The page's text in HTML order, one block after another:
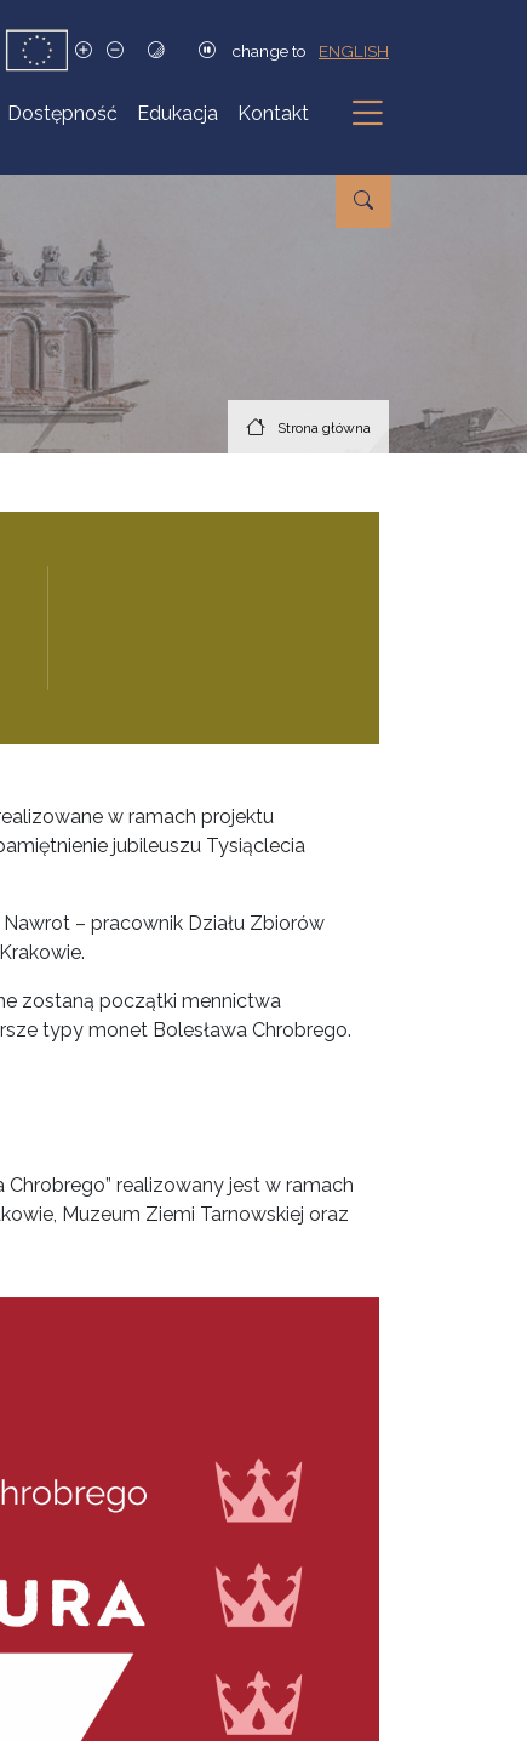
change to ENGLISH
Dostępność Edukacja Kontakt
Podmenu
Strona główna
w ramach projektu
jubileuszu Tysiąclecia
– pracownik Działu Zbiorów
zostaną początki mennictwa
typy monet Bolesława Chrobrego.
realizowany jest w ramach
Muzeum Ziemi Tarnowskiej oraz